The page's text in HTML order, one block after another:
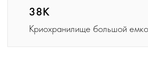
38K
Криохранилище большой